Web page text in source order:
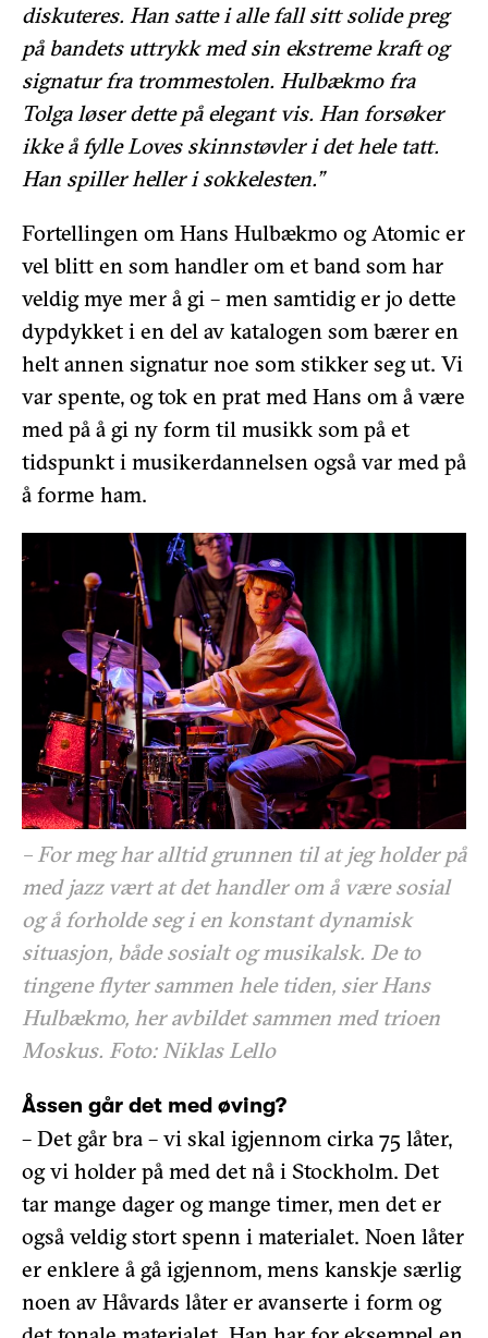
diskuteres. Han satte i alle fall sitt solide preg
på bandets uttrykk med sin ekstreme kraft og
signatur fra trommestolen. Hulbækmo fra
Tolga løser dette på elegant vis. Han forsøker
ikke å fylle Loves skinnstøvler i det hele tatt.
Han spiller heller i sokkelesten.”
Fortellingen om Hans Hulbækmo og Atomic er
vel blitt en som handler om et band som har
veldig mye mer å gi – men samtidig er jo dette
dypdykket i en del av katalogen som bærer en
helt annen signatur noe som stikker seg ut. Vi
var spente, og tok en prat med Hans om å være
med på å gi ny form til musikk som på et
tidspunkt i musikerdannelsen også var med på
å forme ham.
– For meg har alltid grunnen til at jeg holder på
med jazz vært at det handler om å være sosial
og å forholde seg i en konstant dynamisk
situasjon, både sosialt og musikalsk. De to
tingene flyter sammen hele tiden, sier Hans
Hulbækmo, her avbildet sammen med trioen
Moskus. Foto: Niklas Lello
Åssen går det med øving?
– Det går bra – vi skal igjennom cirka 75 låter,
og vi holder på med det nå i Stockholm. Det
tar mange dager og mange timer, men det er
også veldig stort spenn i materialet. Noen låter
er enklere å gå igjennom, mens kanskje særlig
noen av Håvards låter er avanserte i form og